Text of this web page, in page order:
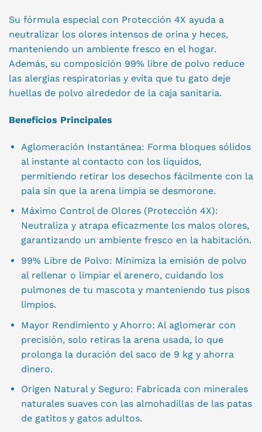
Su fórmula especial con Protección 4X ayuda a
neutralizar los olores intensos de orina y heces,
manteniendo un ambiente fresco en el hogar.
Además, su composición 99% libre de polvo reduce
las alergias respiratorias y evita que tu gato deje
huellas de polvo alrededor de la caja sanitaria.
Beneficios Principales
Aglomeración Instantánea: Forma bloques sólidos
al instante al contacto con los líquidos,
permitiendo retirar los desechos fácilmente con la
pala sin que la arena limpia se desmorone.
Máximo Control de Olores (Protección 4X):
Neutraliza y atrapa eficazmente los malos olores,
garantizando un ambiente fresco en la habitación.
99% Libre de Polvo: Minimiza la emisión de polvo
al rellenar o limpiar el arenero, cuidando los
pulmones de tu mascota y manteniendo tus pisos
limpios.
Mayor Rendimiento y Ahorro: Al aglomerar con
precisión, solo retiras la arena usada, lo que
prolonga la duración del saco de 9 kg y ahorra
dinero.
Origen Natural y Seguro: Fabricada con minerales
naturales suaves con las almohadillas de las patas
de gatitos y gatos adultos.